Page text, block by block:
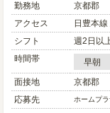
勤務地
京都郡
アクセス
日豊本
シフト
週2日以
時間帯
早朝
面接地
京都郡
応募先
ホームプ